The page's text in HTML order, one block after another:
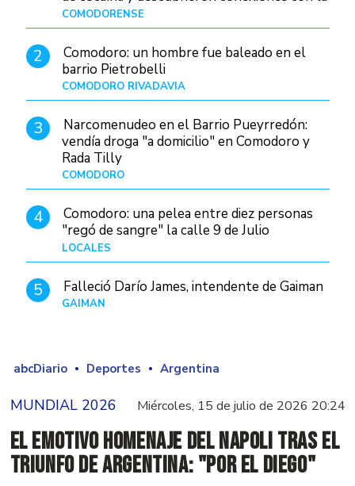
Patagonia
COMODORENSE
2
Comodoro: un hombre fue baleado en el
barrio Pietrobelli
COMODORO RIVADAVIA
3
Narcomenudeo en el Barrio Pueyrredón:
vendía droga "a domicilio" en Comodoro y
Rada Tilly
COMODORO
4
Comodoro: una pelea entre diez personas
"regó de sangre" la calle 9 de Julio
LOCALES
5 Falleció Darío James, intendente de Gaiman
GAIMAN
abcDiario Deportes Argentina
MUNDIAL 2026 Miércoles, 15 de julio de 2026 20:24
El emotivo homenaje del Napoli tras el
triunfo de Argentina: "Por el Diego"